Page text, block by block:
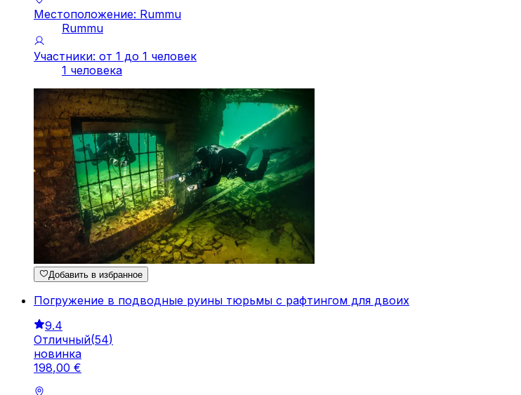
Местоположение: Rummu
Rummu
Участники: от 1 до 1 человек
1 человека
Добавить в избранное
Погружение в подводные руины тюрьмы с рафтингом для двоих
9.4
Отличный(54)
новинка
198,00 €